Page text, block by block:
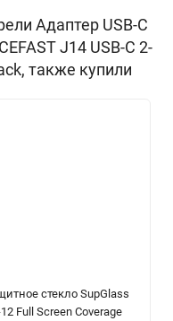
Адаптер USB-C
J14 USB-C 2-
также купили
стекло SupGlass
Full Screen Coverage